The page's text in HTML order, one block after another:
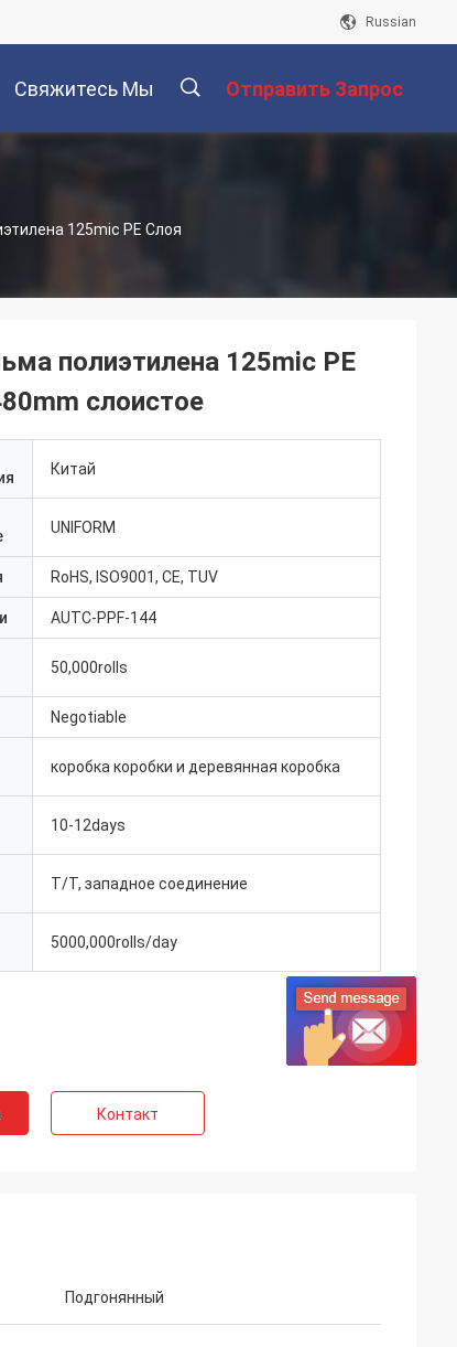
Russian
Свяжитесь Мы Отправить Запрос
125mic PE Слоя
полиэтилена 125mic PE
слоистое
Китай
UNIFORM
RoHS, ISO9001, CE, TUV
AUTC-PPF-144
50,000rolls
Negotiable
коробка коробки и деревянная коробка
10-12days
T/T, западное соединение
5000,000rolls/day
Контакт
Подгонянный